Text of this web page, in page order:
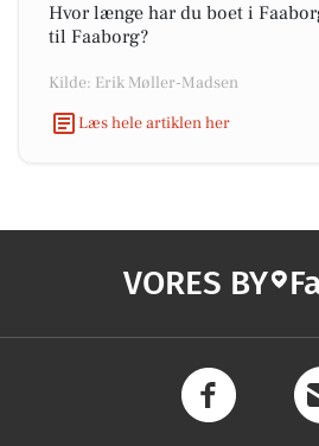
Hvor længe har du boet i
til Faaborg?
Kilde: Erik Møller-Madsen
Læs hele artiklen her
VORES BY